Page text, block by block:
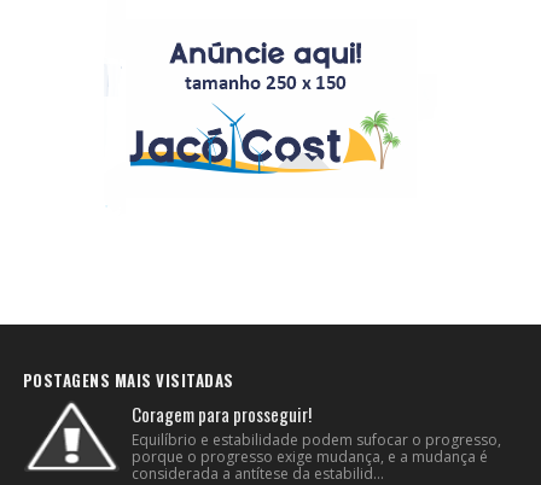
POSTAGENS MAIS VISITADAS
Coragem para prosseguir!
Equilíbrio e estabilidade podem sufocar o progresso,
porque o progresso exige mudança, e a mudança é
considerada a antítese da estabilid...